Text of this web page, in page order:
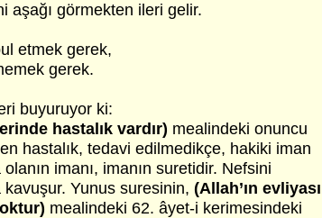
aşağı görmekten ileri gelir.
etmek gerek,
gerek.
buyuruyor ki:
hastalık vardır) mealindeki onuncu
hastalık, tedavi edilmedikçe, hakiki iman
imanı, imanın suretidir. Nefsini
Yunus suresinin, (Allah’ın evliyası
mealindeki 62. âyet-i kerimesindeki